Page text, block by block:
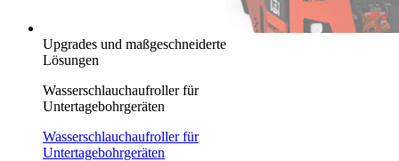
Upgrades und maßgeschneiderte
Lösungen
Wasserschlauchaufroller für
Untertagebohrgeräten
Wasserschlauchaufroller für
Untertagebohrgeräten